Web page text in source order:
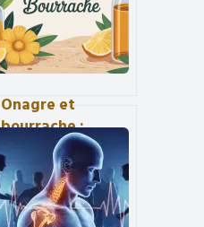
Onagre et
bourrache :
bienfaits,
différences et
usages pour votre
santé